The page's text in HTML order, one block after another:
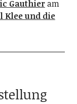
Gauthieram
Klee und die